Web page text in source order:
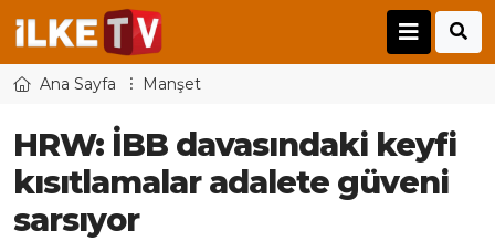
Ana Sayfa Manşet
HRW: İBB davasındaki keyfi
kısıtlamalar adalete güveni
sarsıyor